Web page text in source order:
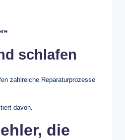
schlafen
zahlreiche Reparaturprozesse
davon.
die